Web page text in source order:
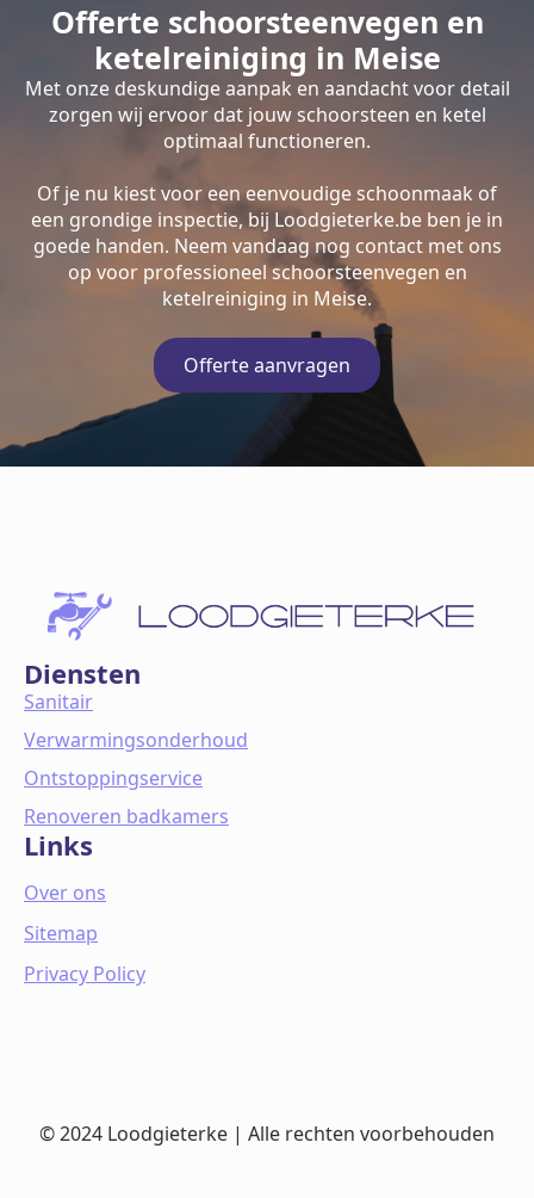
Offerte schoorsteenvegen en
ketelreiniging in Meise
Met onze deskundige aanpak en aandacht voor detail
zorgen wij ervoor dat jouw schoorsteen en ketel
optimaal functioneren.
Of je nu kiest voor een eenvoudige schoonmaak of
een grondige inspectie, bij Loodgieterke.be ben je in
goede handen. Neem vandaag nog contact met ons
op voor professioneel schoorsteenvegen en
ketelreiniging in Meise.
Offerte aanvragen
Diensten
Sanitair
Verwarmingsonderhoud
Ontstoppingservice
Renoveren badkamers
Links
Over ons
Sitemap
Privacy Policy
© 2024 Loodgieterke | Alle rechten voorbehouden